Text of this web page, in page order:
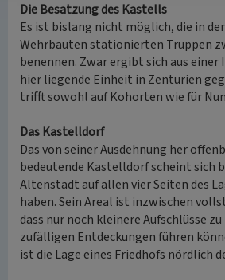
Die Besatzung des Kastells
Es ist bislang nicht möglich, die in
Wehrbauten stationierten Truppen
benennen. Zwar ergibt sich aus einer
hier liegende Einheit in Zenturien
trifft sowohl auf Kohorten wie für
Das Kastelldorf
Das von seiner Ausdehnung her
bedeutende Kastelldorf scheint sich
Altenstadt auf allen vier Seiten des
haben. Sein Areal ist inzwischen
dass nur noch kleinere Aufschlüsse
zufälligen Entdeckungen führen
ist die Lage eines Friedhofs nördlich